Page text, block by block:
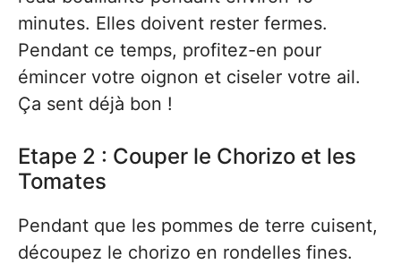
minutes. Elles doivent rester fermes.
Pendant ce temps, profitez-en pour
émincer votre oignon et ciseler votre ail.
Ça sent déjà bon !
Etape 2 : Couper le Chorizo et les
Tomates
Pendant que les pommes de terre cuisent,
découpez le chorizo en rondelles fines.